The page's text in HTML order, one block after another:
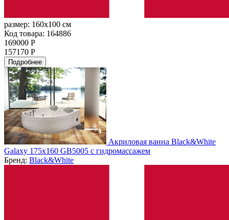
размер: 160x100 см
Код товара: 164886
169000 Р
157170 Р
Подробнее
Акриловая ванна Black&White
Galaxy 175x160 GB5005 с гидромассажем
Бренд: Black&White